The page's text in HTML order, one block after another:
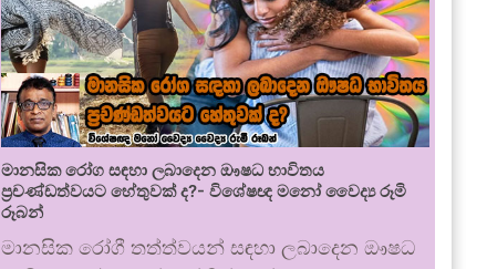
මානසික රෝග සඳහා ලබාදෙන ඖෂධ භාවිතය
ප්‍රචණ්ඩත්වයට හේතුවක් ද?- විශේෂඥ මනෝ වෛද්‍ය රූමි
රූබන්
මානසික රෝගී තත්ත්වයන් සඳහා ලබාදෙන ඖෂධ